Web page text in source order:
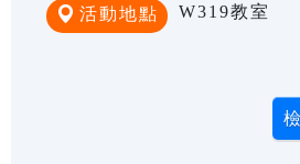
活動地點 W319教室